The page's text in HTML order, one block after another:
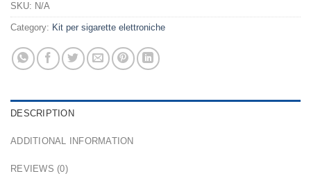
SKU: N/A
Category: Kit per sigarette elettroniche
DESCRIPTION
ADDITIONAL INFORMATION
REVIEWS (0)